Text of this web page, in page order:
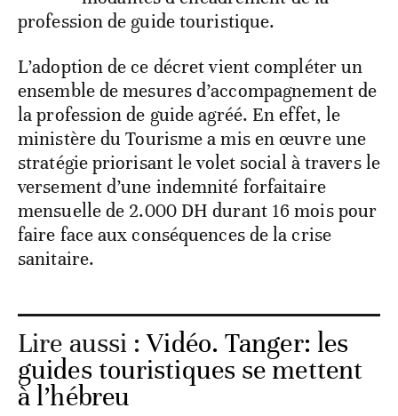
profession de guide touristique.
L’adoption de ce décret vient compléter un
ensemble de mesures d’accompagnement de
la profession de guide agréé. En effet, le
ministère du Tourisme a mis en œuvre une
stratégie priorisant le volet social à travers le
versement d’une indemnité forfaitaire
mensuelle de 2.000 DH durant 16 mois pour
faire face aux conséquences de la crise
sanitaire.
Lire aussi :Vidéo. Tanger: les
guides touristiques se mettent
à l’hébreu